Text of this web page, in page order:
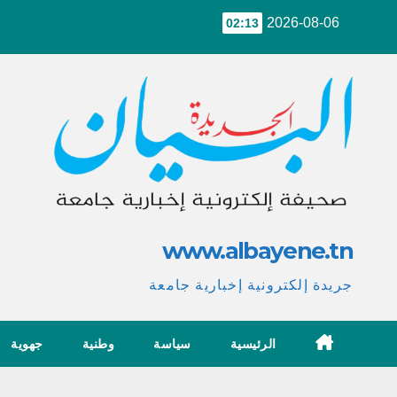
2026-08-06
02:13
www.albayene.tn
جريدة إلكترونية إخبارية جامعة
الرئيسية سياسة وطنية جهوية